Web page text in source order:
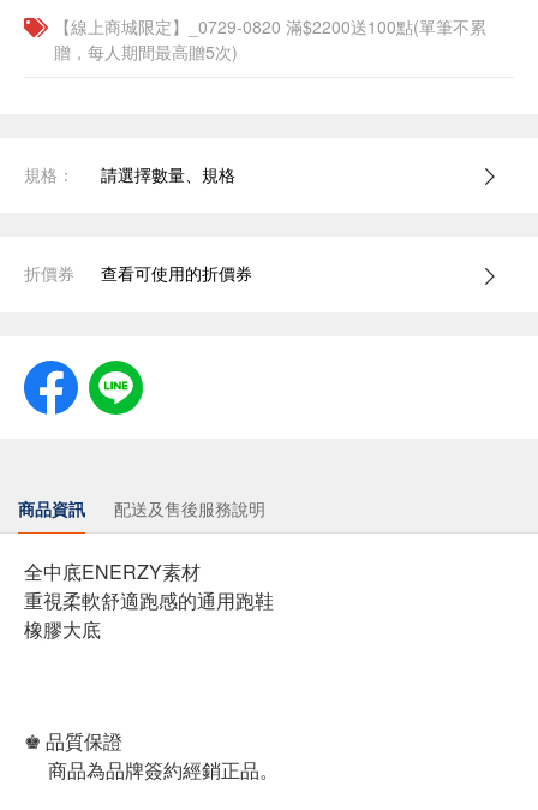
【線上商城限定】_0729-0820 滿$2200送100點(單筆不累
贈，每人期間最高贈5次)
規格： 請選擇數量、規格
折價券 查看可使用的折價券
商品資訊 配送及售後服務說明
全中底ENERZY素材
重視柔軟舒適跑感的通用跑鞋
橡膠大底
♚ 品質保證
商品為品牌簽約經銷正品。